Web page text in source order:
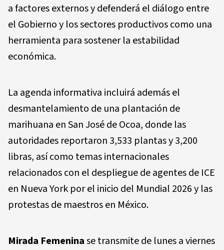
a factores externos y defenderá el diálogo entre
el Gobierno y los sectores productivos como una
herramienta para sostener la estabilidad
económica.
La agenda informativa incluirá además el
desmantelamiento de una plantación de
marihuana en San José de Ocoa, donde las
autoridades reportaron 3,533 plantas y 3,200
libras, así como temas internacionales
relacionados con el despliegue de agentes de ICE
en Nueva York por el inicio del Mundial 2026 y las
protestas de maestros en México.
Mirada Femeninase transmite de lunes a viernes